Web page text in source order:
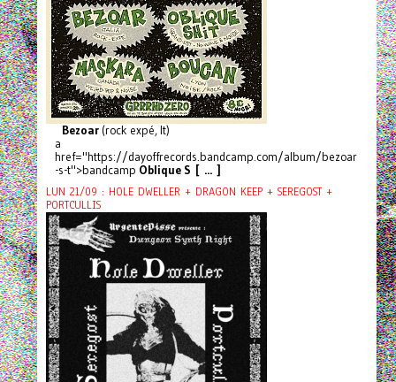
Bezoar(rock expé, It)
a
href="https://dayoffrecords.bandcamp.com/album/bezoar
-s-t">bandcamp Oblique S [ ... ]
LUN 21/09 : HOLE DWELLER + DRAGON KEEP + SEREGOST +
PORTCULLIS